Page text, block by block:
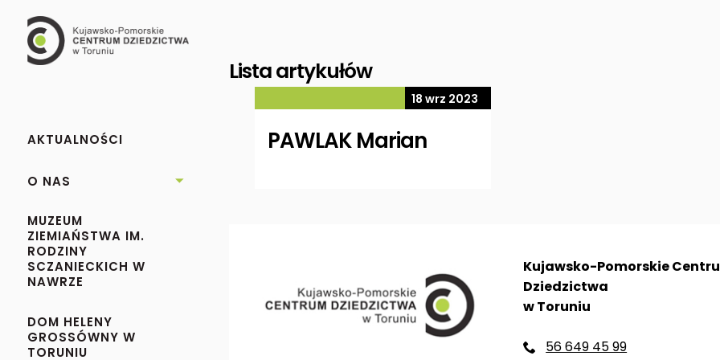
AKTUALNOŚCI
O NAS 
MUZEUM
ZIEMIAŃSTWA IM.
RODZINY
SCZANIECKICH W
NAWRZE
DOM HELENY
GROSSÓWNY W
TORUNIU
Lista artykułów
18 wrz 2023
PAWLAK Marian
Kujawsko-Pomorskie
Dziedzictwa
w Toruniu

56 649 45 99